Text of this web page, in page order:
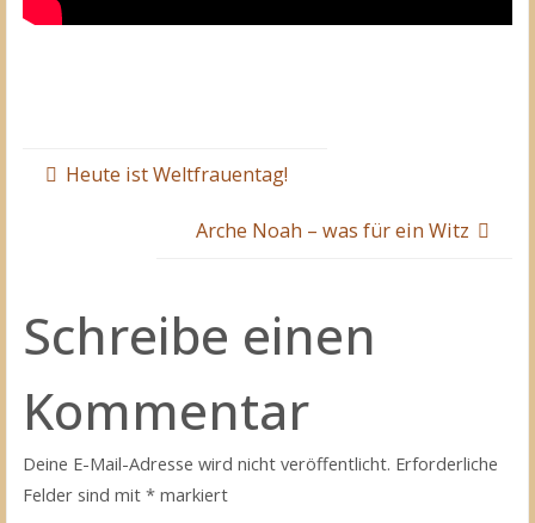
Heute ist Weltfrauentag!
Arche Noah – was für ein Witz
Schreibe einen
Kommentar
Deine E-Mail-Adresse wird nicht veröffentlicht. Erforderliche
Felder sind mit* markiert